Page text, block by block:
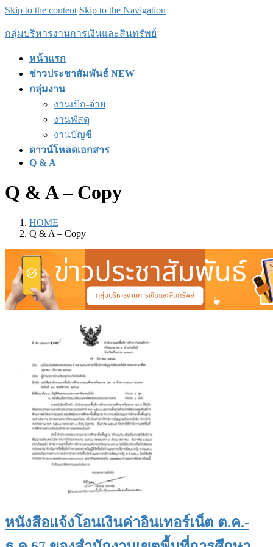
Skip to the contentSkip to the Navigation
กลุ่มบริหารงานการเงินและสินทรัพย์
หน้าแรก
ข่าวประชาสัมพันธ์ NEW
กลุ่มงาน
งานเบิก-จ่าย
งานพัสดุ
งานบัญชี
ดาวน์โหลดเอกสาร
Q & A – Copy
HOME
Q & A – Copy